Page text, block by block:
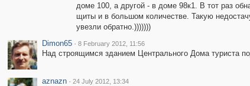
доме 100, а другой - в доме 98к1. В тот раз
щиты и в большом количестве. Такую
увезли обратно.)))))))
Dimon65 · 8 February 2012, 11:56
Над строящимся зданием Центрального Дома туриста
aznazn · 24 July 2012, 13:34